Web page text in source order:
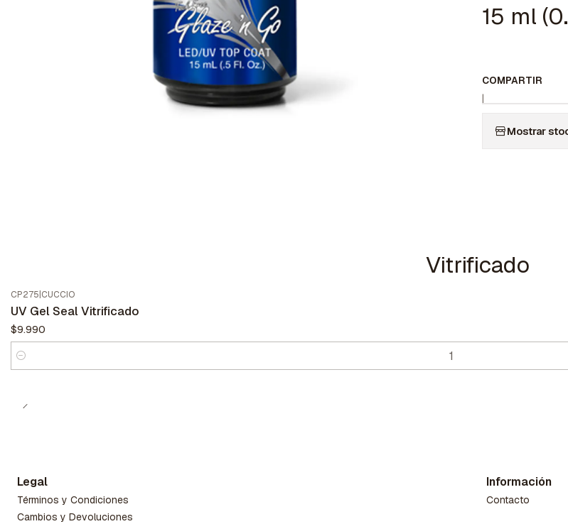
15 ml
COMPARTIR
|
Mostrar
Vitrificado
CP275|CUCCIO
UV Gel Seal Vitrificado
$9.990
Cantidad
Legal
Términos y Condiciones
Cambios y Devoluciones
Información
Contacto